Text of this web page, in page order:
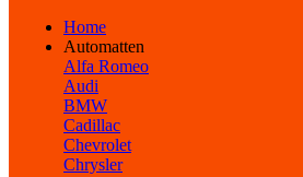
Home
Automatten
Alfa Romeo
Audi
BMW
Cadillac
Chevrolet
Chrysler